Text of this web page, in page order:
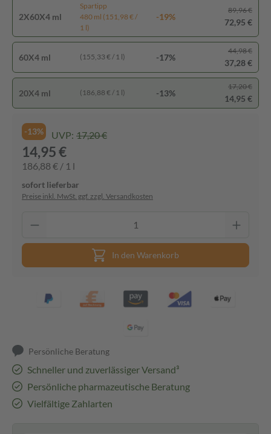
2X60X4 ml
Spartipp
480 ml (151,98 € /
1 l)
-19%
89,96 €
72,95 €
60X4 ml (155,33 € / 1 l) -17%
44,98 €
37,28 €
20X4 ml (186,88 € / 1 l) -13%
17,20 €
14,95 €
-13% UVP: 17,20 €
14,95 €
186,88 € / 1 l
sofort lieferbar
Preise inkl. MwSt. ggf. zzgl. Versandkosten
In den Warenkorb
Persönliche Beratung
Schneller und zuverlässiger Versand³
Persönliche pharmazeutische Beratung
Vielfältige Zahlarten